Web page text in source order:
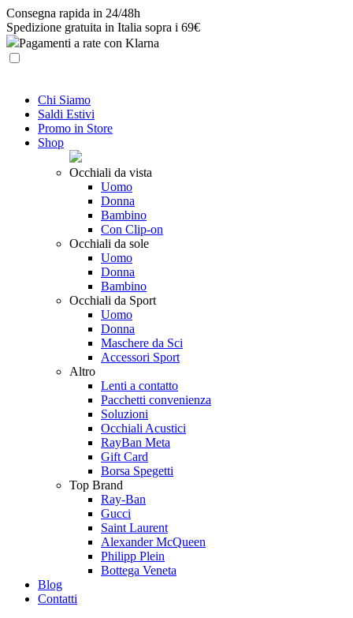
Skip
to
content
Consegna rapida in 24/48h
Spedizione gratuita in Italia sopra i 69€
Pagamenti a rate con Klarna
Chi Siamo
Saldi Estivi
Promo in Store
Shop
Occhiali da vista
Uomo
Donna
Bambino
Con Clip-on
Occhiali da sole
Uomo
Donna
Bambino
Occhiali da Sport
Uomo
Donna
Maschere da Sci
Accessori Sport
Altro
Lenti a contatto
Pacchetti convenienza
Soluzioni
Occhiali Acustici
RayBan Meta
Gift Card
Borsa Spegetti
Top Brand
Ray-Ban
Gucci
Saint Laurent
Alexander McQueen
Philipp Plein
Bottega Veneta
Blog
Contatti